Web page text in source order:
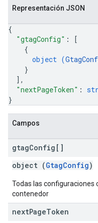
Representación JSON
{
"gtagConfig" :
[
{
object (
}
] ,
"nextPageToken" :
}
Campos
gtagConfig[]
object (GtagConfig)
Todas las configuraciones
contenedor
nextPageToken